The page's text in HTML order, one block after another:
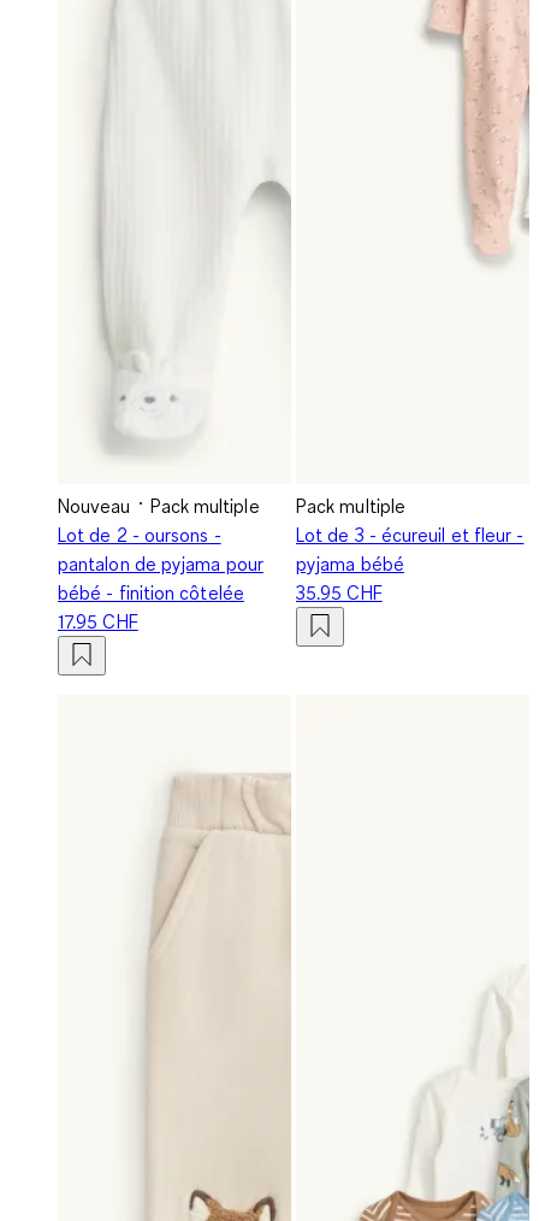
Nouveau
Pack multiple
Lot de 2 - oursons -
pantalon de pyjama pour
bébé - finition côtelée
17.95 CHF
Pack multiple
Lot de 3 - écureuil et fleur -
pyjama bébé
35.95 CHF